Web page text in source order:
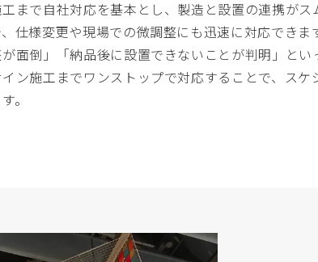
まで自社対応を基本とし、製造と設置の連携がス
仕様変更や現場での微調整にも迅速に対応できま
面倒」「納品後に設置できないことが判明」とい
ン施工までワンストップで対応することで、スケ
。